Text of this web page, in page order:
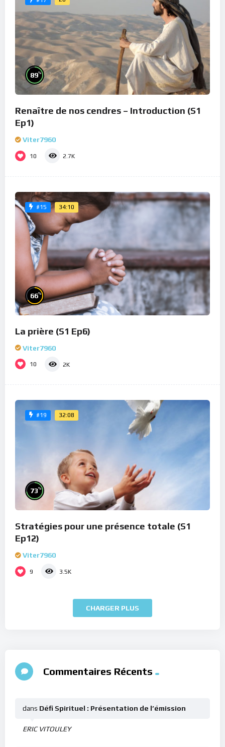
89%
Renaître de nos cendres – Introduction (S1
Ep1)
Viter7960
10 2.7K
#15 34:10
66%
La prière (S1 Ep6)
Viter7960
10 2K
#19 32:08
73%
Stratégies pour une présence totale (S1
Ep12)
Viter7960
9 3.5K
CHARGER PLUS
Commentaires Récents
ERIC VITOULEY
dans Défi Spirituel : Présentation de l’émission